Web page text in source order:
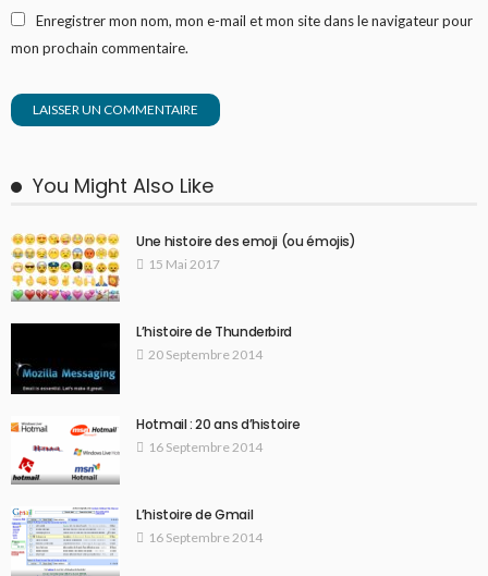
Enregistrer mon nom, mon e-mail et mon site dans le navigateur pour
mon prochain commentaire.
You Might Also Like
Une histoire des emoji (ou émojis)
15 Mai 2017
L’histoire de Thunderbird
20 Septembre 2014
Hotmail : 20 ans d’histoire
16 Septembre 2014
L’histoire de Gmail
16 Septembre 2014